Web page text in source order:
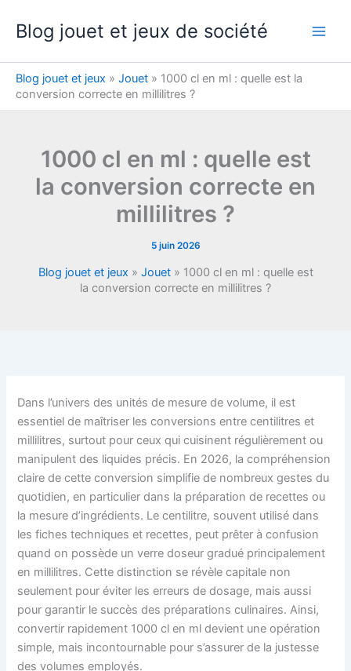
Blog jouet et jeux de société
Blog jouet et jeux » Jouet » 1000 cl en ml : quelle est la
conversion correcte en millilitres ?
1000 cl en ml : quelle est
la conversion correcte en
millilitres ?
5 juin 2026
Blog jouet et jeux » Jouet» 1000 cl en ml : quelle est
la conversion correcte en millilitres ?
Dans l’univers des unités de mesure de volume, il est
essentiel de maîtriser les conversions entre centilitres et
millilitres, surtout pour ceux qui cuisinent régulièrement ou
manipulent des liquides précis. En 2026, la compréhension
claire de cette conversion simplifie de nombreux gestes du
quotidien, en particulier dans la préparation de recettes ou
la mesure d’ingrédients. Le centilitre, souvent utilisé dans
les fiches techniques et recettes, peut prêter à confusion
quand on possède un verre doseur gradué principalement
en millilitres. Cette distinction se révèle capitale non
seulement pour éviter les erreurs de dosage, mais aussi
pour garantir le succès des préparations culinaires. Ainsi,
convertir rapidement 1000 cl en ml devient une opération
simple, mais incontournable pour s’assurer de la justesse
des volumes employés.